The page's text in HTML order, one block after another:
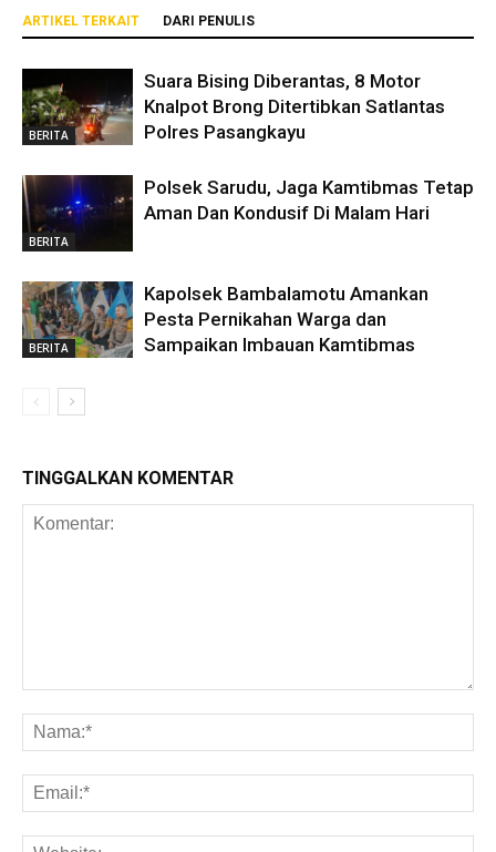
ARTIKEL TERKAIT DARI PENULIS
BERITA
Suara Bising Diberantas, 8 Motor
Knalpot Brong Ditertibkan Satlantas
Polres Pasangkayu
BERITA
Polsek Sarudu, Jaga Kamtibmas Tetap
Aman Dan Kondusif Di Malam Hari
BERITA
Kapolsek Bambalamotu Amankan
Pesta Pernikahan Warga dan
Sampaikan Imbauan Kamtibmas
TINGGALKAN KOMENTAR